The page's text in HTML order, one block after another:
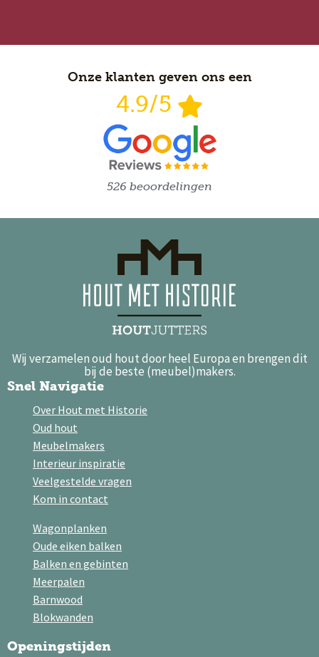
Onze klanten geven ons een
4.9/5
526 beoordelingen
Wij verzamelen oud hout door heel Europa en brengen dit
bij de beste (meubel)makers.
Snel Navigatie
Over Hout met Historie
Oud hout
Meubelmakers
Interieur inspiratie
Veelgestelde vragen
Kom in contact
Wagonplanken
Oude eiken balken
Balken en gebinten
Meerpalen
Barnwood
Blokwanden
Openingstijden